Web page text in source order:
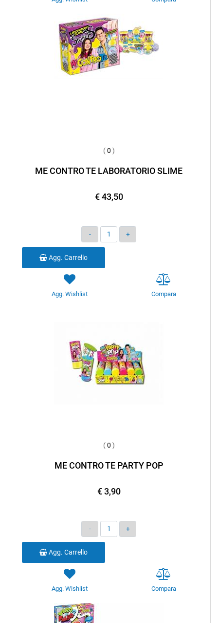
(0 )
ME CONTRO TE LABORATORIO SLIME
€ 43,50
Quantità
Agg. Carrello
Agg. Wishlist Compara
(0 )
ME CONTRO TE PARTY POP
€ 3,90
Quantità
Agg. Carrello
Agg. Wishlist Compara